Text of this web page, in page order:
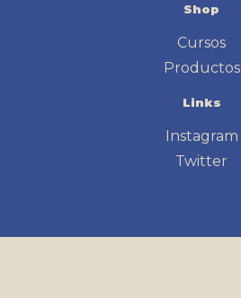
Shop
Cursos
Productos
Links
Instagram
Twitter